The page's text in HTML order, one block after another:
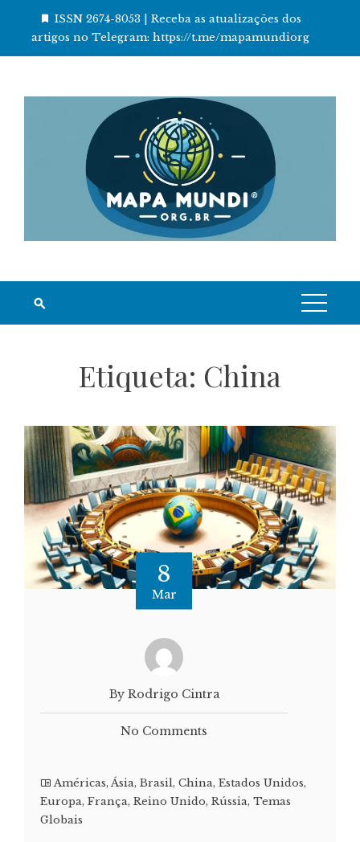
ISSN 2674-8053 | Receba as atualizações dos
artigos no Telegram: https://t.me/mapamundiorg
Etiqueta: China
8
Mar
By Rodrigo Cintra
No Comments
Américas, Ásia, Brasil, China, Estados Unidos,
Europa, França, Reino Unido, Rússia, Temas
Globais